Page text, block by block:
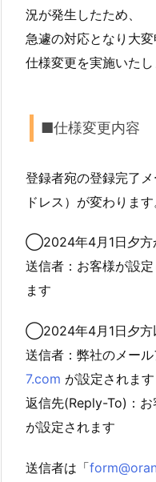
況が発生したため、
急遽の対応となり大
仕様変更を実施いたし
■仕様変更内容
登録者宛の登録完了
ドレス）が変わります
◯2024年4月1日夕方
送信者：お客様が設
ます
◯2024年4月1日夕方
送信者：弊社のメー
7.com が設定されます
返信先(Reply-To)：
が設定されます
送信者は「